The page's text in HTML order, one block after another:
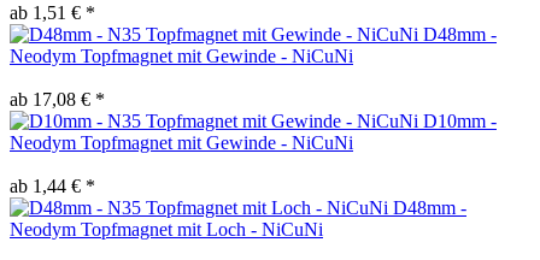
ab 1,51 € *
D48mm -
Neodym Topfmagnet mit Gewinde - NiCuNi
ab 17,08 € *
D10mm -
Neodym Topfmagnet mit Gewinde - NiCuNi
ab 1,44 € *
D48mm -
Neodym Topfmagnet mit Loch - NiCuNi